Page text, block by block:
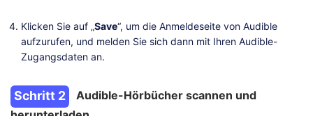
Klicken Sie auf „Save“, um die Anmeldeseite von Audible
aufzurufen, und melden Sie sich dann mit Ihren Audible-
Zugangsdaten an.
Schritt 2
Audible-Hörbücher scannen und